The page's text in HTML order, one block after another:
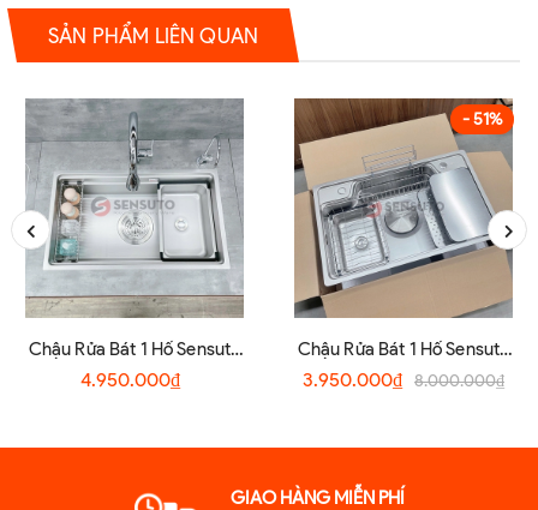
SẢN PHẨM LIÊN QUAN
Chậu Rửa Bát 1 Hố Sensuto
S7045TSA
4.950.000₫
- 51%
Chậu Rửa Bát 1 Hố Sensuto
XLG7848TS
3.950.000₫ 8.000.000₫
GIAO HÀNG MIỄN PHÍ